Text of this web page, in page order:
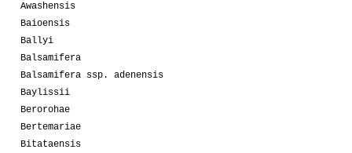
Awashensis
Baioensis
Ballyi
Balsamifera
Balsamifera ssp. adenensis
Baylissii
Berorohae
Bertemariae
Bitataensis